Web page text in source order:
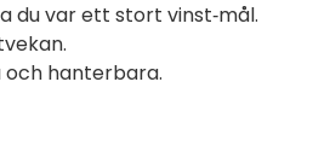
du var ett stort vinst‑mål.
och hanterbara.